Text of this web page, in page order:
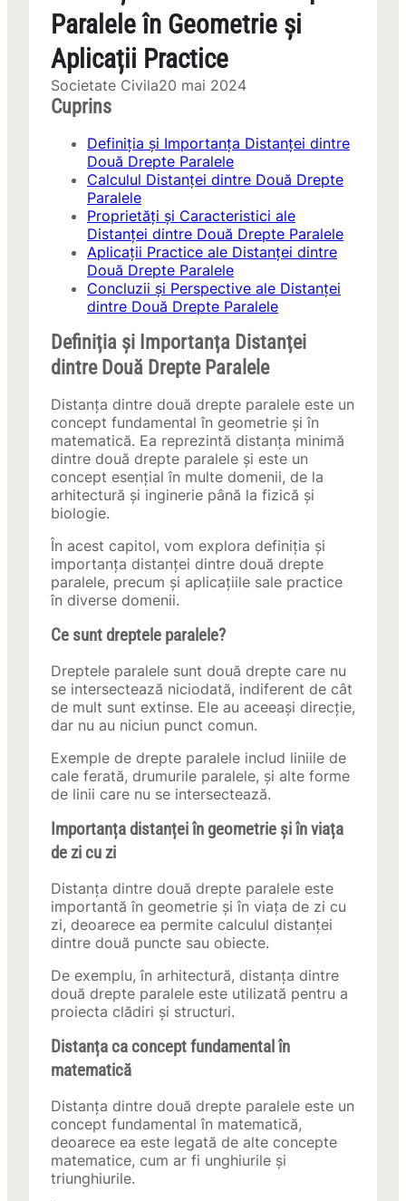
Paralele în Geometrie și
Aplicații Practice
Societate Civila20 mai 2024
Cuprins
Definiția și Importanța Distanței dintre
Două Drepte Paralele
Calculul Distanței dintre Două Drepte
Paralele
Proprietăți și Caracteristici ale
Distanței dintre Două Drepte Paralele
Aplicații Practice ale Distanței dintre
Două Drepte Paralele
Concluzii și Perspective ale Distanței
dintre Două Drepte Paralele
Definiția și Importanța Distanței
dintre Două Drepte Paralele
Distanța dintre două drepte paralele este un
concept fundamental în geometrie și în
matematică. Ea reprezintă distanța minimă
dintre două drepte paralele și este un
concept esențial în multe domenii, de la
arhitectură și inginerie până la fizică și
biologie.
În acest capitol, vom explora definiția și
importanța distanței dintre două drepte
paralele, precum și aplicațiile sale practice
în diverse domenii.
Ce sunt dreptele paralele?
Dreptele paralele sunt două drepte care nu
se intersectează niciodată, indiferent de cât
de mult sunt extinse. Ele au aceeași direcție,
dar nu au niciun punct comun.
Exemple de drepte paralele includ liniile de
cale ferată, drumurile paralele, și alte forme
de linii care nu se intersectează.
Importanța distanței în geometrie și în viața
de zi cu zi
Distanța dintre două drepte paralele este
importantă în geometrie și în viața de zi cu
zi, deoarece ea permite calculul distanței
dintre două puncte sau obiecte.
De exemplu, în arhitectură, distanța dintre
două drepte paralele este utilizată pentru a
proiecta clădiri și structuri.
Distanța ca concept fundamental în
matematică
Distanța dintre două drepte paralele este un
concept fundamental în matematică,
deoarece ea este legată de alte concepte
matematice, cum ar fi unghiurile și
triunghiurile.